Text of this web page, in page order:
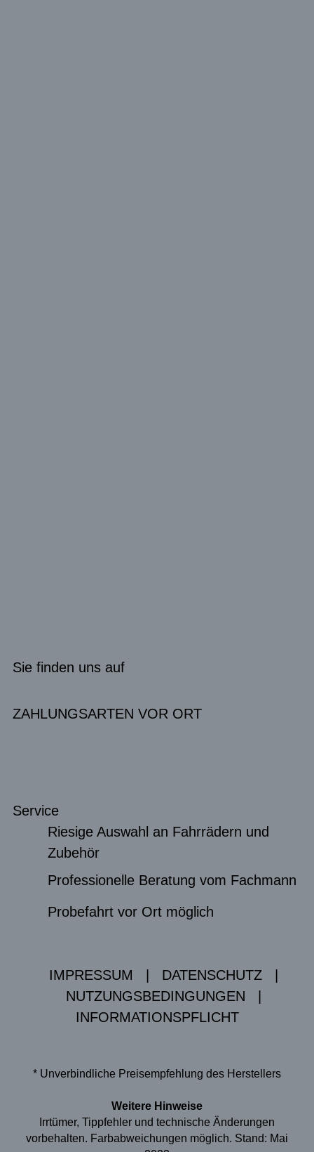
Sie finden uns auf
ZAHLUNGSARTEN VOR ORT
Service
Riesige Auswahl an Fahrrädern und
Zubehör
Professionelle Beratung vom Fachmann
Probefahrt vor Ort möglich
IMPRESSUM DATENSCHUTZ
NUTZUNGSBEDINGUNGEN
INFORMATIONSPFLICHT
* Unverbindliche Preisempfehlung des Herstellers
Weitere Hinweise
Irrtümer, Tippfehler und technische Änderungen
vorbehalten. Farbabweichungen möglich. Stand: Mai